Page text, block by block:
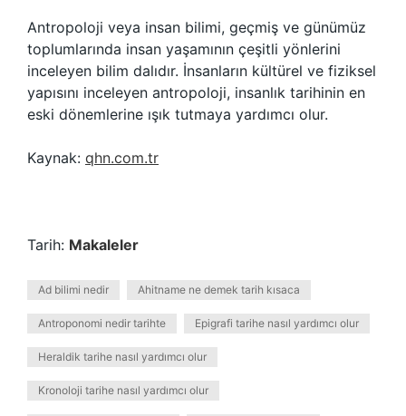
Antropoloji veya insan bilimi, geçmiş ve günümüz
toplumlarında insan yaşamının çeşitli yönlerini
inceleyen bilim dalıdır. İnsanların kültürel ve fiziksel
yapısını inceleyen antropoloji, insanlık tarihinin en
eski dönemlerine ışık tutmaya yardımcı olur.
Kaynak: qhn.com.tr
Tarih: Makaleler
Ad bilimi nedir Ahitname ne demek tarih kısaca
Antroponomi nedir tarihte Epigrafi tarihe nasıl yardımcı olur
Heraldik tarihe nasıl yardımcı olur
Kronoloji tarihe nasıl yardımcı olur